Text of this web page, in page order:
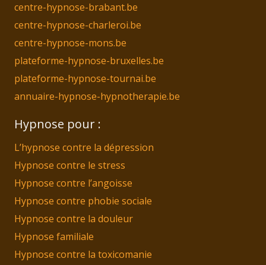
centre-hypnose-brabant.be
centre-hypnose-charleroi.be
centre-hypnose-mons.be
plateforme-hypnose-bruxelles.be
plateforme-hypnose-tournai.be
annuaire-hypnose-hypnotherapie.be
Hypnose pour :
L’hypnose contre la dépression
Hypnose contre le stress
Hypnose contre l’angoisse
Hypnose contre phobie sociale
Hypnose contre la douleur
Hypnose familiale
Hypnose contre la toxicomanie